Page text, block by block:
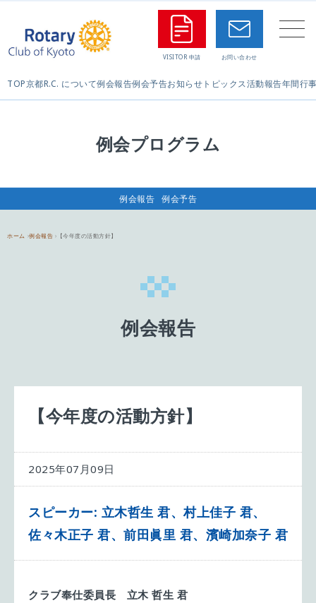
TOP京都R.C. について例会報告例会予告お知らせ トピックス活動報告年間行
例会プログラム
例会報告 例会予告
ホーム 例会報告 【今年度の活動方針】
例会報告
【今年度の活動方針】
2025年07月09日
スピーカー: 立木哲生 君、村上佳子 君、
佐々木正子 君、前田眞里 君、濱崎加奈子 君
クラブ奉仕委員長 立木 哲生 君